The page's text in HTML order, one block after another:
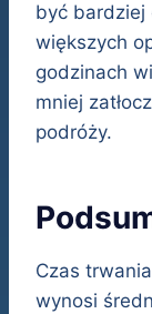
być bardziej
większych
godzinach
mniej
podróży.
Czas
wynosi